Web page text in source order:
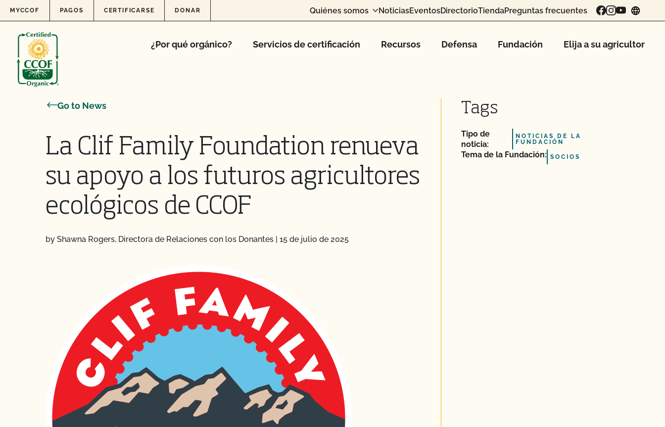
Skip to content
MYCCOF PAGOS CERTIFICARSE DONAR Quiénes somos NoticiasEventosDirectorioTiendaPreguntas frecuentes
¿Por qué orgánico? Servicios de certificación Recursos Defensa Fundación Elija a su agricultor
Go to News
La Clif Family Foundation renueva
su apoyo a los futuros agricultores
ecológicos de CCOF
by Shawna Rogers, Directora de Relaciones con los Donantes | 15 de julio de 2025
Tags
Tipo de
noticia:
NOTICIAS DE LA
FUNDACIÓN
Tema de la Fundación: SOCIOS